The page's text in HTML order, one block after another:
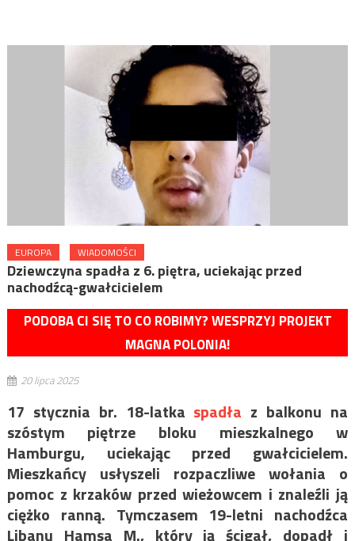
EUROPA WIADOMOŚCI
Dziewczyna spadła z 6. piętra, uciekając przed
nachodźcą-gwałcicielem
PODOBA CI SIĘ TO CO ROBIMY? WESPRZYJ PROJEKT
MAGNA POLONIA!
20 lipca 2025
17 stycznia br. 18-latka spadła z balkonu na
szóstym piętrze bloku mieszkalnego w
Hamburgu, uciekając przed gwałcicielem.
Mieszkańcy usłyszeli rozpaczliwe wołania o
pomoc z krzaków przed wieżowcem i znaleźli ją
ciężko ranną. Tymczasem 19-letni nachodźca
Libanu Hamsa M., który ją ścigał, dopadł i